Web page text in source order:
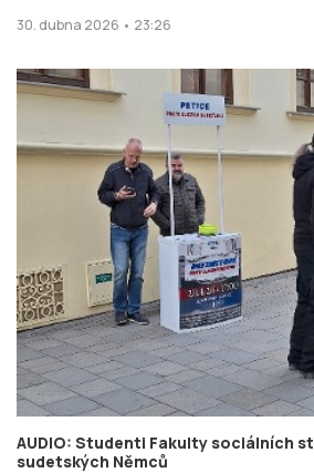
30. dubna 2026 • 23:26
AUDIO: Studenti Fakulty sociálních
sudetských Němců